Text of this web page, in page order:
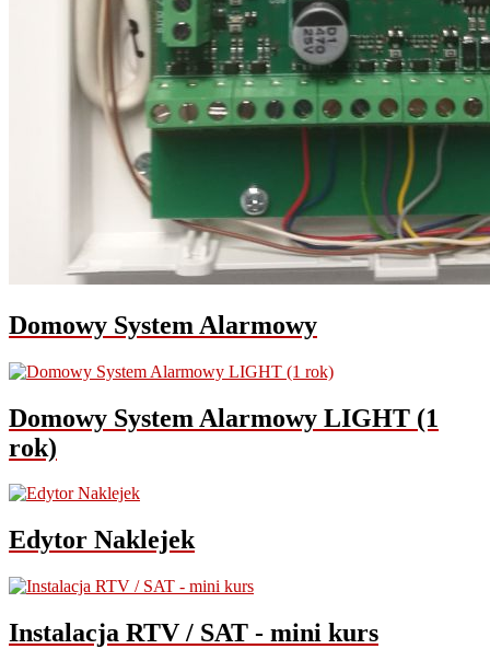
Domowy System Alarmowy
Domowy System Alarmowy LIGHT (1
rok)
Edytor Naklejek
Instalacja RTV / SAT - mini kurs